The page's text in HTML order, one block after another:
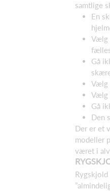
samtlige
En
Vælg
Gå
Vælg
Vælg
Gå
Den
Der er et
modeller
været i